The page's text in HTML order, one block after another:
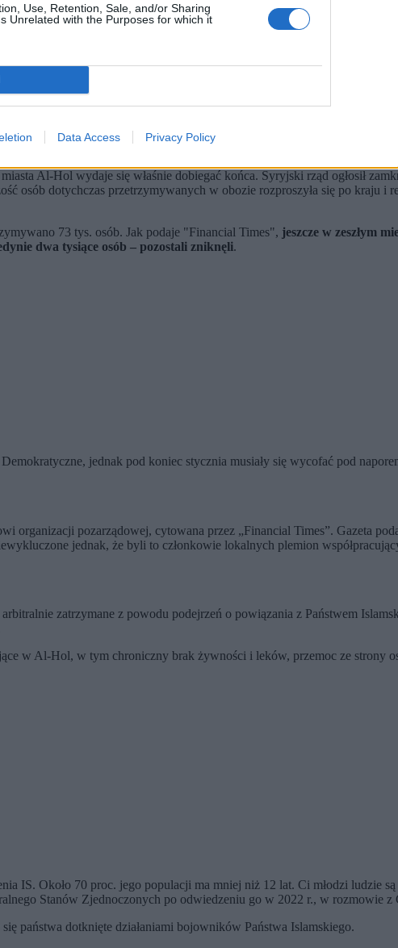
Use, Retention, Sale, and/or Sharing
Unrelated with the Purposes for which it
Data Access Privacy Policy
powiązanych z Państwem Islamskim.
wolność.
z terenów Państwa Islamskiego. – Wszystkie rodziny syryjskie i
po cichu"
Al-Hol wydaje się właśnie dobiegać końca. Syryjski rząd ogłosił
osób dotychczas przetrzymywanych w obozie rozproszyła się po kraju i
73 tys. osób. Jak podaje "Financial Times", jeszcze w zeszłym
dwa tysiące osób – pozostali zniknęli.
jednak pod koniec stycznia musiały się wycofać pod
organizacji pozarządowej, cytowana przez „Financial Times”. Gazeta
jednak, że byli to członkowie lokalnych plemion
zatrzymane z powodu podejrzeń o powiązania z Państwem
w Al-Hol, w tym chroniczny brak żywności i leków, przemoc ze strony
IS. Około 70 proc. jego populacji ma mniej niż 12 lat. Ci młodzi ludzie
Stanów Zjednoczonych po odwiedzeniu go w 2022 r., w rozmowie z
państwa dotknięte działaniami bojowników Państwa Islamskiego.